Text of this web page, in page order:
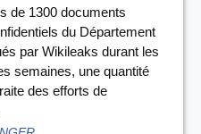
de 1300 documents
du Département
par Wikileaks durant les
semaines, une quantité
des efforts de